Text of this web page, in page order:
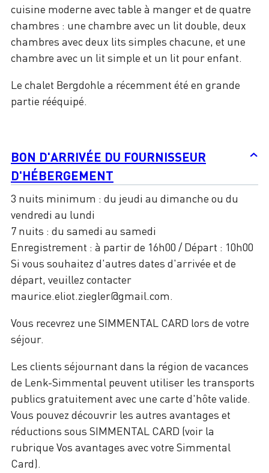
cuisine moderne avec table à manger et de quatre
chambres : une chambre avec un lit double, deux
chambres avec deux lits simples chacune, et une
chambre avec un lit simple et un lit pour enfant.
Le chalet Bergdohle a récemment été en grande
partie rééquipé.
BON D'ARRIVÉE DU FOURNISSEUR
D'HÉBERGEMENT
3 nuits minimum : du jeudi au dimanche ou du
vendredi au lundi
7 nuits : du samedi au samedi
Enregistrement : à partir de 16h00 / Départ : 10h00
Si vous souhaitez d'autres dates d'arrivée et de
départ, veuillez contacter
maurice.eliot.ziegler@gmail.com.
Vous recevrez une SIMMENTAL CARD lors de votre
séjour.
Les clients séjournant dans la région de vacances
de Lenk-Simmental peuvent utiliser les transports
publics gratuitement avec une carte d'hôte valide.
Vous pouvez découvrir les autres avantages et
réductions sous SIMMENTAL CARD (voir la
rubrique Vos avantages avec votre Simmental
Card).